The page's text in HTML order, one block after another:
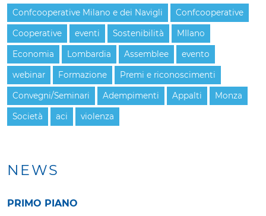
NEWS
PRIMO PIANO
Confcooperative Milano e dei Navigli Confcooperative
Cooperative eventi Sostenibilità MIlano
Economia Lombardia Assemblee evento
webinar Formazione Premi e riconoscimenti
Convegni/Seminari Adempimenti Appalti Monza
Società aci violenza